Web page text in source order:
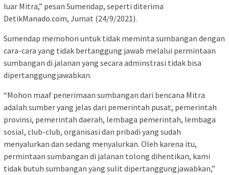
luar Mitra,” pesan Sumendap, seperti diterima
DetikManado.com, Jumat (24/9/2021).
Sumendap memohon untuk tidak meminta sumbangan dengan
cara-cara yang tidak bertanggung jawab melalui permintaan
sumbangan di jalanan yang secara adminstrasi tidak bisa
dipertanggungjawabkan.
“Mohon maaf penerimaan sumbangan dari bencana Mitra
adalah sumber yang jelas dari pemerintah pusat, pemerintah
provinsi, pemerintah daerah, lembaga pemerintah, lembaga
sosial, club-club, organisasi dan pribadi yang sudah
menyalurkan dan sedang menyalurkan. Oleh karena itu,
permintaan sumbangan di jalanan tolong dihentikan, kami
tidak butuh sumbangan yang sulit dipertanggungjawabkan,”